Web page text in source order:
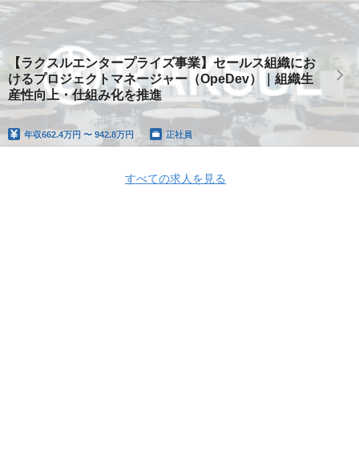
【ラクスルエンタープライズ事業】セールス組織にお
けるプロジェクトマネージャー（OpeDev）｜組織生
産性向上・仕組み化を推進
年収662.4万円 〜 942.8万円 正社員
すべての求人を見る